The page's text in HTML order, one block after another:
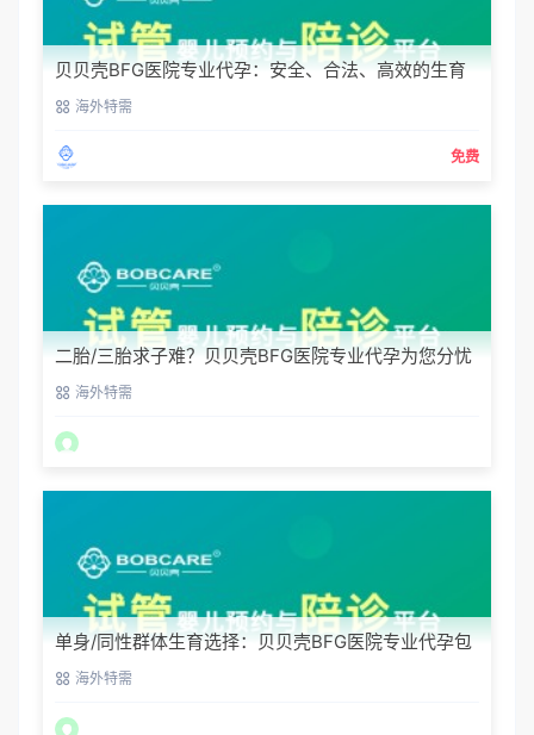
贝贝壳BFG医院专业代孕：安全、合法、高效的生育
解决方案
海外特需
免费
二胎/三胎求子难？贝贝壳BFG医院专业代孕为您分忧
海外特需
单身/同性群体生育选择：贝贝壳BFG医院专业代孕包
容方案
海外特需